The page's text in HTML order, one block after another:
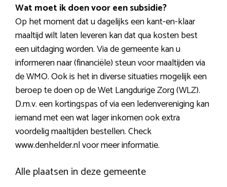
Wat moet ik doen voor een subsidie?
Op het moment dat u dagelijks een kant-en-klaar
maaltijd wilt laten leveren kan dat qua kosten best
een uitdaging worden. Via de gemeente kan u
informeren naar (financiële) steun voor maaltijden via
de WMO. Ook is het in diverse situaties mogelijk een
beroep te doen op de Wet Langdurige Zorg (WLZ).
D.m.v. een kortingspas of via een ledenvereniging kan
iemand met een wat lager inkomen ook extra
voordelig maaltijden bestellen. Check
www.denhelder.nl voor meer informatie.
Alle plaatsen in deze gemeente